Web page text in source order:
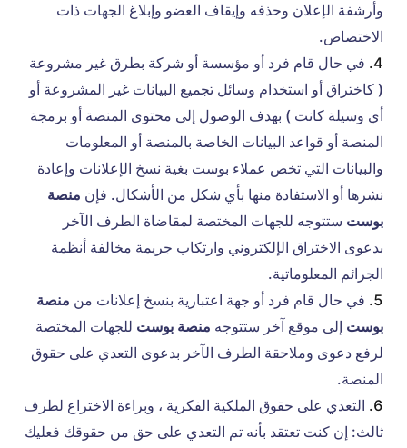
وأرشفة الإعلان وحذفه وإيقاف العضو وإبلاغ الجهات ذات
الاختصاص.
في حال قام فرد أو مؤسسة أو شركة بطرق غير مشروعة
( كاختراق أو استخدام وسائل تجميع البيانات غير المشروعة أو
أي وسيلة كانت ) بهدف الوصول إلى محتوى المنصة أو برمجة
المنصة أو قواعد البيانات الخاصة بالمنصة أو المعلومات
والبيانات التي تخص عملاء بوست بغية نسخ الإعلانات وإعادة
نشرها أو الاستفادة منها بأي شكل من الأشكال. فإن منصة
بوست ستتوجه للجهات المختصة لمقاضاة الطرف الآخر
بدعوى الاختراق الإلكتروني وارتكاب جريمة مخالفة أنظمة
الجرائم المعلوماتية.
في حال قام فرد أو جهة اعتبارية بنسخ إعلانات من منصة
بوست إلى موقع آخر ستتوجه منصة بوست للجهات المختصة
لرفع دعوى وملاحقة الطرف الآخر بدعوى التعدي على حقوق
المنصة.
التعدي على حقوق الملكية الفكرية ، وبراءة الاختراع لطرف
ثالث: إن كنت تعتقد بأنه تم التعدي على حق من حقوقك فعليك